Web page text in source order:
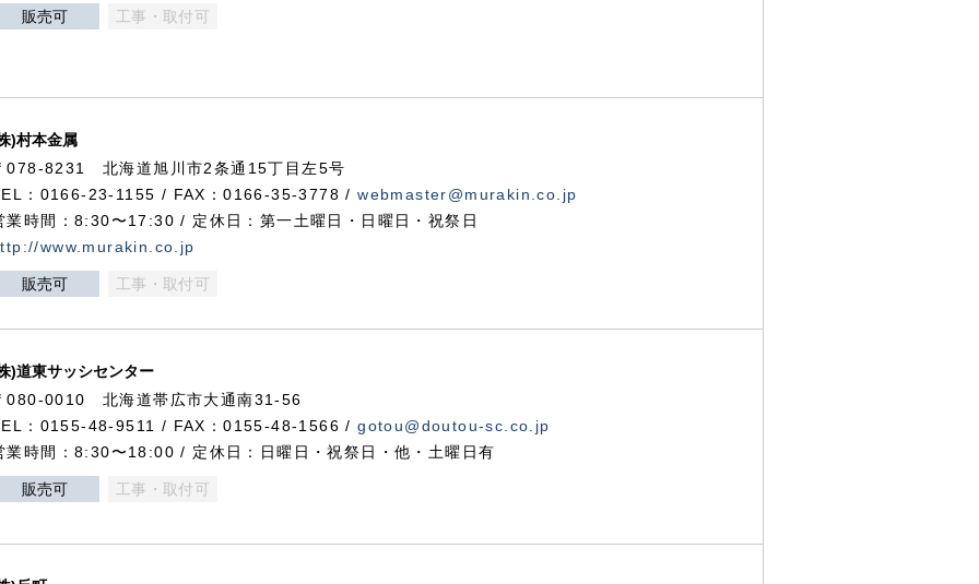
販売可 工事・取付可
)村本金属
078-8231 北海道旭川市2条通15丁目左5号
：0166-23-1155 / FAX：0166-35-3778 /webmaster@murakin.co.jp
業時間：8:30〜17:30 / 定休日：第一土曜日・日曜日・祝祭日
www.murakin.co.jp
販売可 工事・取付可
)道東サッシセンター
080-0010 北海道帯広市大通南31-56
：0155-48-9511 / FAX：0155-48-1566 /gotou@doutou-sc.co.jp
業時間：8:30〜18:00 / 定休日：日曜日・祝祭日・他・土曜日有
販売可 工事・取付可